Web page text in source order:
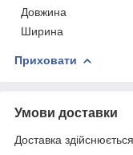
Довжина
Ширина
Приховати
Умови доставки
Доставка